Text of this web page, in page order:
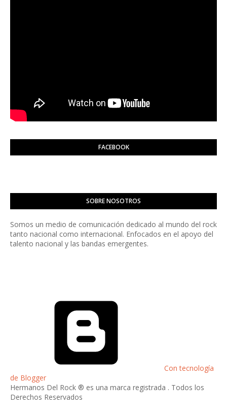
FACEBOOK
SOBRE NOSOTROS
Somos un medio de comunicación dedicado al mundo del rock
tanto nacional como internacional. Enfocados en el apoyo del
talento nacional y las bandas emergentes.
Con tecnología
de Blogger
Hermanos Del Rock ® es una marca registrada . Todos los
Derechos Reservados